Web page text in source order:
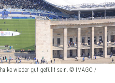
wieder gut gefüllt sein. © IMAGO /